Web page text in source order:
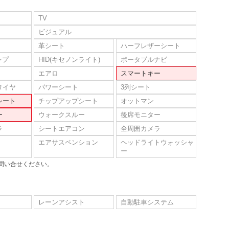
TV
ビジュアル
革シート
ハーフレザーシート
プ
HID(キセノンライト)
ポータブルナビ
エアロ
スマートキー
イヤ
パワーシート
3列シート
ート
チップアップシート
オットマン
ウォークスルー
後席モニター
シートエアコン
全周囲カメラ
エアサスペンション
ヘッドライトウォッシャ
ー
合せください。
レーンアシスト 自動駐車システム